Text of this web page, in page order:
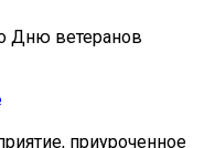
Дню ветеранов
приуроченное